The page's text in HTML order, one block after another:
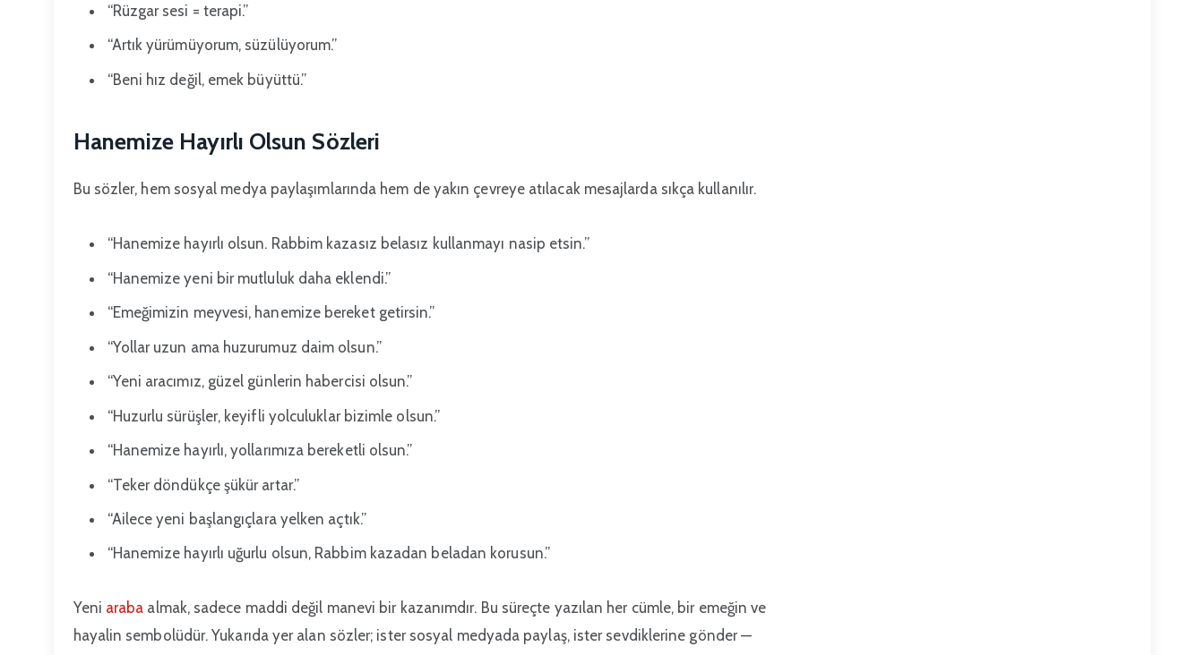
“Rüzgar sesi = terapi.”
“Artık yürümüyorum, süzülüyorum.”
“Beni hız değil, emek büyüttü.”
Hanemize Hayırlı Olsun Sözleri
Bu sözler, hem sosyal medya paylaşımlarında hem de yakın çevreye atılacak mesajlarda sıkça kullanılır.
“Hanemize hayırlı olsun. Rabbim kazasız belasız kullanmayı nasip etsin.”
“Hanemize yeni bir mutluluk daha eklendi.”
“Emeğimizin meyvesi, hanemize bereket getirsin.”
“Yollar uzun ama huzurumuz daim olsun.”
“Yeni aracımız, güzel günlerin habercisi olsun.”
“Huzurlu sürüşler, keyifli yolculuklar bizimle olsun.”
“Hanemize hayırlı, yollarımıza bereketli olsun.”
“Teker döndükçe şükür artar.”
“Ailece yeni başlangıçlara yelken açtık.”
“Hanemize hayırlı uğurlu olsun, Rabbim kazadan beladan korusun.”
Yeni araba almak, sadece maddi değil manevi bir kazanımdır. Bu süreçte yazılan her cümle, bir emeğin ve
hayalin sembolüdür. Yukarıda yer alan sözler; ister sosyal medyada paylaş, ister sevdiklerine gönder —